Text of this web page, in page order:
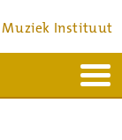
Muziek Instituut